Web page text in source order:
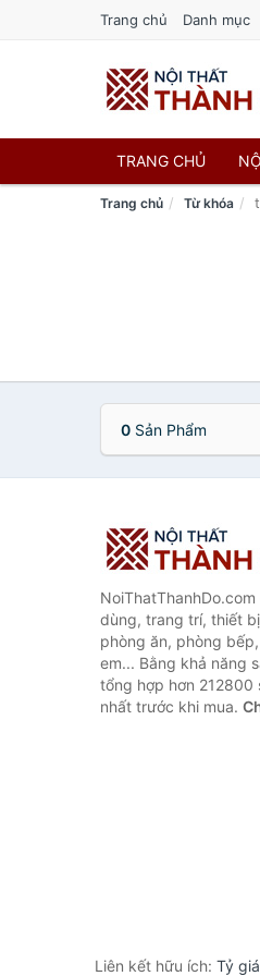
Trang chủ Danh mục
TRANG CHỦ
Trang chủ Từ khóa
0 Sản Phẩm
dùng, trang trí, thiết
phòng ăn, phòng
em... Bằng khả năng
tổng hợp hơn 212800
nhất trước khi mua.
Liên kết hữu ích: Tỷ giá